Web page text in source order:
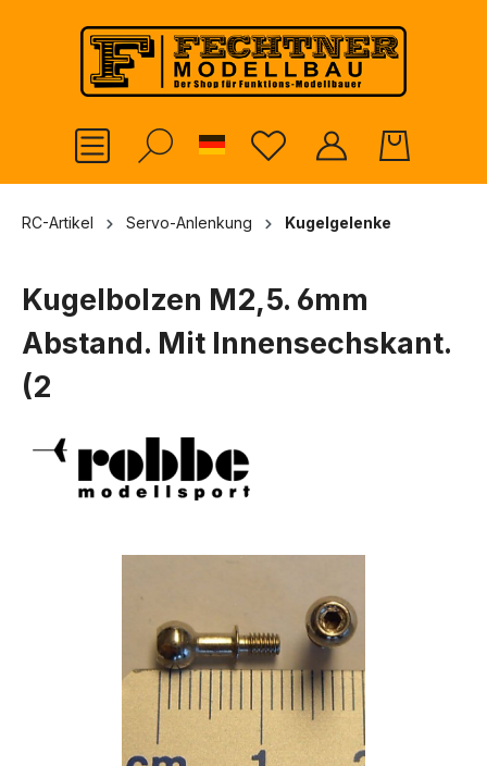
springen
German
RC-Artikel Servo-Anlenkung Kugelgelenke
Kugelbolzen M2,5. 6mm
Abstand. Mit Innensechskant.
(2